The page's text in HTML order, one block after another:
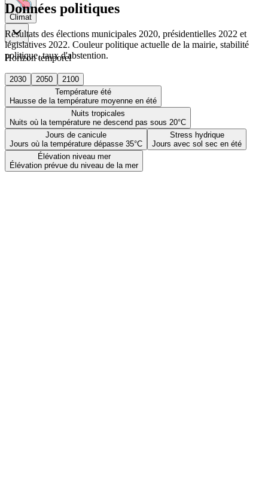
Climat
Horizon temporel
2030 2050
2100
Température été
Hausse de la température moyenne en été
Nuits tropicales
Nuits où la température ne descend pas sous 20°C
Jours de canicule
Jours où la température dépasse 35°C
Stress hydrique
Jours avec sol sec en été
Élévation niveau mer
Élévation prévue du niveau de la mer
Données politiques
Résultats des élections municipales 2020, présidentielles 2022 et
législatives 2022. Couleur politique actuelle de la mairie, stabilité
politique, taux d'abstention.